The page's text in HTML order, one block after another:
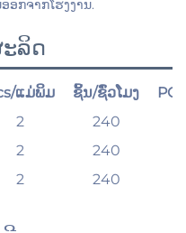
ກຈາກໂຮງງານ.
ລິດ
ແມ່ພິມ ຊິ້ນ/ຊົ່ວໂມງ
2 240
2 240
2 240